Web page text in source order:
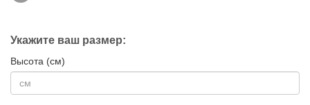
Укажите ваш размер:
Высота (см)